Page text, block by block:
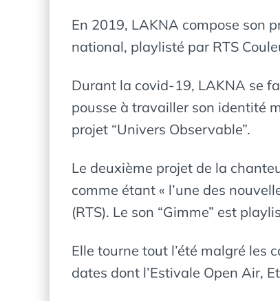
En 2019, LAKNA compose son
national, playlisté par RTS
Durant la covid-19, LAKNA se
pousse à travailler son identité
projet “Univers Observable”.
Le deuxième projet de la
comme étant « l’une des
(RTS). Le son “Gimme” est
Elle tourne tout l’été malgré les
dates dont l’Estivale Open Air,